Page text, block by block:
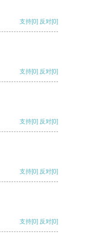
支持[0] 反对[0]
支持[0] 反对[0]
支持[0] 反对[0]
支持[0] 反对[0]
支持[0] 反对[0]